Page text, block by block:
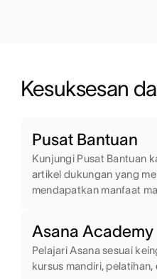
Kesuksesan
Pusat Bantuan
Kunjungi Pusat Bantuan
artikel dukungan yang
mendapatkan manfaat
Asana Academy
Pelajari Asana sesuai
kursus mandiri,